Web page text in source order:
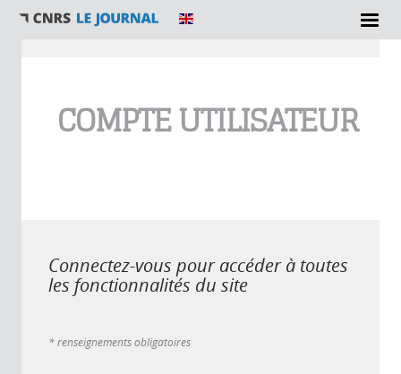
COMPTE UTILISATEUR
Connectez-vous pour accéder à toutes
les fonctionnalités du site
* renseignements obligatoires